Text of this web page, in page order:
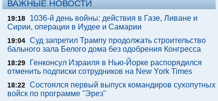
ВАЖНЫЕ НОВОСТИ
19:18
1036-й день войны: действия в Газе, Ливане и
Сирии, операции в Иудее и Самарии
19:04 Суд запретил Трампу продолжать строительство
бального зала Белого дома без одобрения Конгресса
18:29
Генконсул Израиля в Нью-Йорке распорядился
отменить подписки сотрудников на New York Times
18:22 Состоялся первый выпуск командиров сухопутных
войск по программе "Эрез"